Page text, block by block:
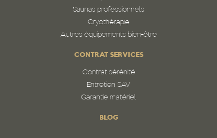
Saunas professionnels
Cryothérapie
Autres équipements bien-être
CONTRAT SERVICES
Contrat sérénité
Entretien SAV
Garantie matériel
BLOG